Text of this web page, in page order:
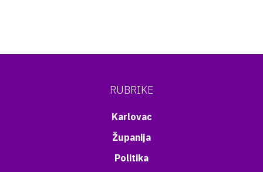
RUBRIKE
Karlovac
Županija
Politika